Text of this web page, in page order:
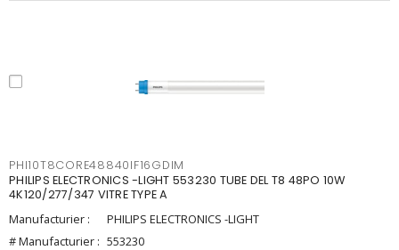
PHI10T8CORE48840IF16GDIM
PHILIPS ELECTRONICS -LIGHT 553230 TUBE DEL T8 48PO 10W
4K120/277/347 VITRE TYPE A
Manufacturier :
PHILIPS ELECTRONICS -LIGHT
# Manufacturier : 553230